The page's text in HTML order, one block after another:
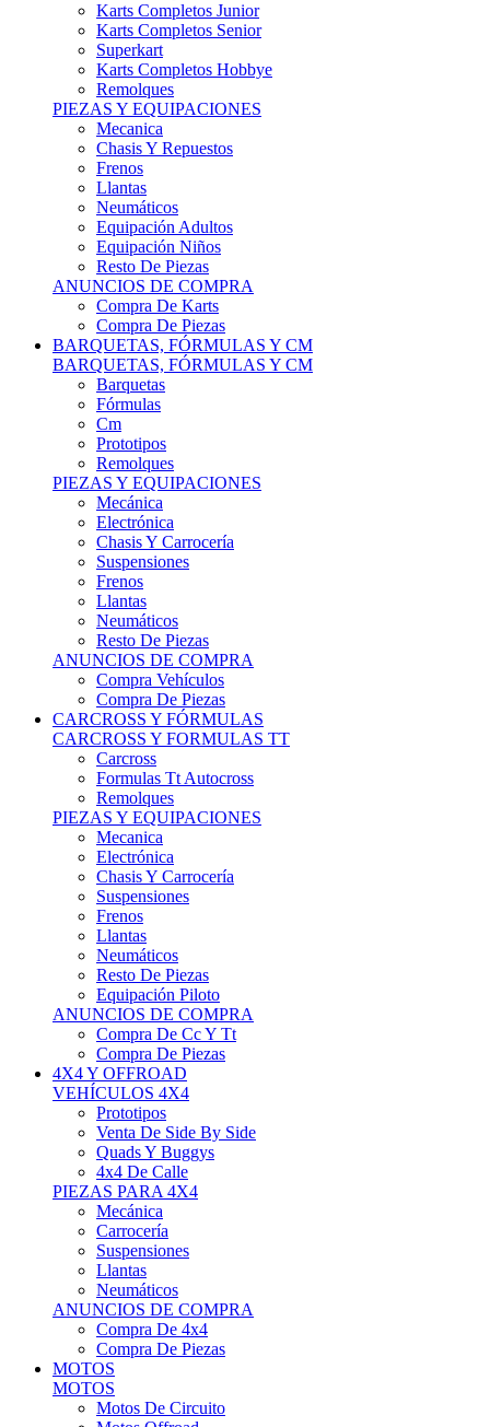
Karts Completos Junior
Karts Completos Senior
Superkart
Karts Completos Hobbye
Remolques
PIEZAS Y EQUIPACIONES
Mecanica
Chasis Y Repuestos
Frenos
Llantas
Neumáticos
Equipación Adultos
Equipación Niños
Resto De Piezas
ANUNCIOS DE COMPRA
Compra De Karts
Compra De Piezas
BARQUETAS, FÓRMULAS Y CM
BARQUETAS, FÓRMULAS Y CM
Barquetas
Fórmulas
Cm
Prototipos
Remolques
PIEZAS Y EQUIPACIONES
Mecánica
Electrónica
Chasis Y Carrocería
Suspensiones
Frenos
Llantas
Neumáticos
Resto De Piezas
ANUNCIOS DE COMPRA
Compra Vehículos
Compra De Piezas
CARCROSS Y FÓRMULAS
CARCROSS Y FORMULAS TT
Carcross
Formulas Tt Autocross
Remolques
PIEZAS Y EQUIPACIONES
Mecanica
Electrónica
Chasis Y Carrocería
Suspensiones
Frenos
Llantas
Neumáticos
Resto De Piezas
Equipación Piloto
ANUNCIOS DE COMPRA
Compra De Cc Y Tt
Compra De Piezas
4X4 Y OFFROAD
VEHÍCULOS 4X4
Prototipos
Venta De Side By Side
Quads Y Buggys
4x4 De Calle
PIEZAS PARA 4X4
Mecánica
Carrocería
Suspensiones
Llantas
Neumáticos
ANUNCIOS DE COMPRA
Compra De 4x4
Compra De Piezas
MOTOS
MOTOS
Motos De Circuito